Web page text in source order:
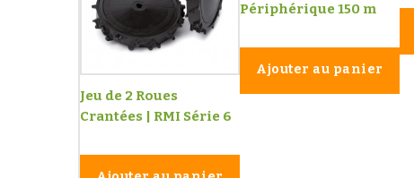
Jeu de 2 Roues
Crantées | RMI Série 6
Périphérique 150 m
Ajouter au panier